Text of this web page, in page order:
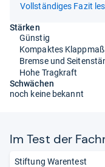
Vollständiges Fazit
Stärken
Günstig
Kompaktes Klappmaß
Bremse und
Hohe Tragkraft
Schwächen
noch keine bekannt
Im Test der
Stiftung Warentest